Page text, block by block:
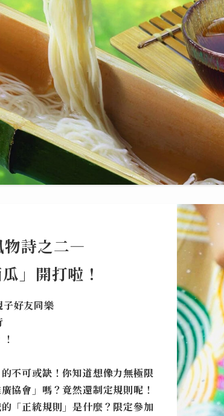
物詩之二—
」開打啦！
子好友同樂
不可或缺！你知道想像力無極限
協會」嗎？竟然還制定規則呢！
「正統規則」是什麼？ 限定參加